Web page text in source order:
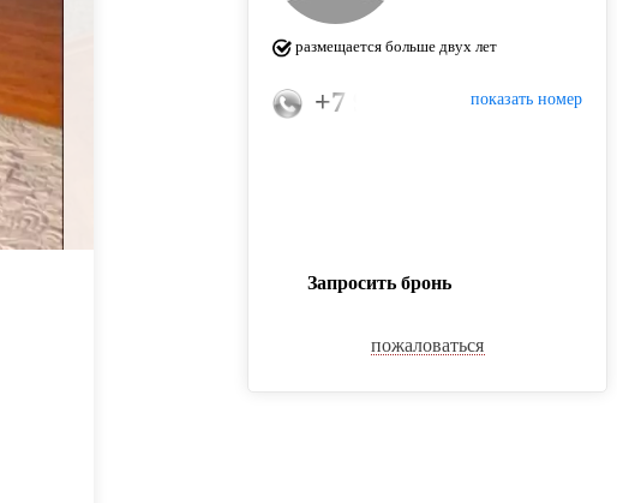
размещается больше двух лет
показать номер
+7 9938120023
Запросить бронь
пожаловаться